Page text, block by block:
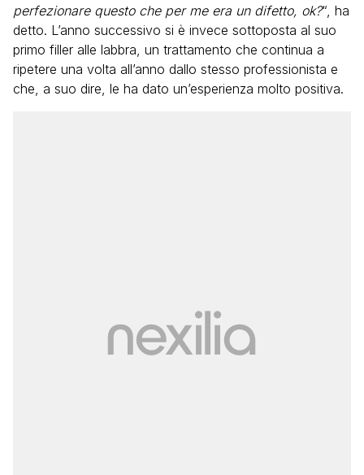
perfezionare questo che per me era un difetto, ok?“, ha
detto. L’anno successivo si è invece sottoposta al suo
primo filler alle labbra, un trattamento che continua a
ripetere una volta all’anno dallo stesso professionista e
che, a suo dire, le ha dato un’esperienza molto positiva.